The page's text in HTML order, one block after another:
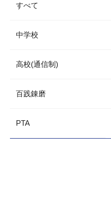
すべて
中学校
高校(通信制)
百践錬磨
PTA